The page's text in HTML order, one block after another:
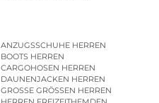
ANZUGSSCHUHE HERREN
BOOTS HERREN
CARGOHOSEN HERREN
DAUNENJACKEN HERREN
GROSSE GRÖSSEN HERREN